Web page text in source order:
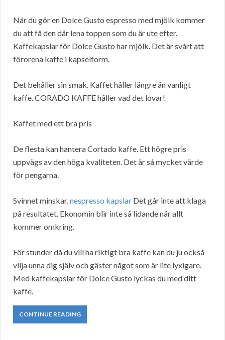
När du gör en Dolce Gusto espresso med mjölk kommer
du att få den där lena toppen som du är ute efter.
Kaffekapslar för Dolce Gusto har mjölk. Det är svårt att
förorena kaffe i kapselform.
Det behåller sin smak. Kaffet håller längre än vanligt
kaffe. CORADO KAFFE håller vad det lovar!
Kaffet med ett bra pris
De flesta kan hantera Cortado kaffe. Ett högre pris
uppvägs av den höga kvaliteten. Det är så mycket värde
för pengarna.
Svinnet minskar.nespresso kapslar Det går inte att klaga
på resultatet. Ekonomin blir inte så lidande när allt
kommer omkring.
För stunder då du vill ha riktigt bra kaffe kan du ju också
vilja unna dig själv och gäster något som är lite lyxigare.
Med kaffekapslar för Dolce Gusto lyckas du med ditt
kaffe.
CONTINUE READING